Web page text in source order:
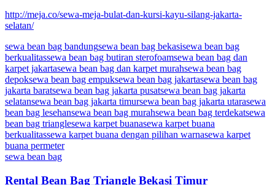
http://meja.co/sewa-meja-bulat-dan-kursi-kayu-silang-jakarta-
selatan/
sewa bean bag bandungsewa bean bag bekasisewa bean bag
berkualitassewa bean bag butiran sterofoamsewa bean bag dan
karpet jakartasewa bean bag dan karpet murahsewa bean bag
depoksewa bean bag empuksewa bean bag jakartasewa bean bag
jakarta baratsewa bean bag jakarta pusatsewa bean bag jakarta
selatansewa bean bag jakarta timursewa bean bag jakarta utarasewa
bean bag lesehansewa bean bag murahsewa bean bag terdekatsewa
bean bag trianglesewa karpet buanasewa karpet buana
berkualitassewa karpet buana dengan pilihan warnasewa karpet
buana permeter
sewa bean bag
Rental Bean Bag Triangle Bekasi Timur